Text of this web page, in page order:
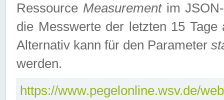
Ressource Measurementim JSON-
die Messwerte der letzten 15
Alternativ kann für den Parameter
werden.
https://www.pegelonline.wsv.de/